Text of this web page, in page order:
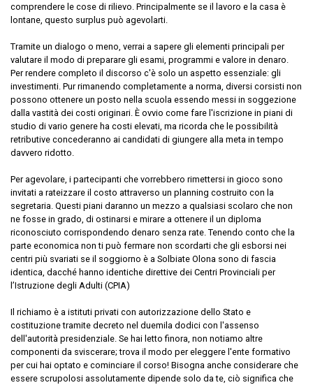
comprendere le cose di rilievo. Principalmente se il lavoro e la casa è
lontane, questo surplus può agevolarti.
Tramite un dialogo o meno, verrai a sapere gli elementi principali per
valutare il modo di preparare gli esami, programmi e valore in denaro.
Per rendere completo il discorso c'è solo un aspetto essenziale: gli
investimenti. Pur rimanendo completamente a norma, diversi corsisti non
possono ottenere un posto nella scuola essendo messi in soggezione
dalla vastità dei costi originari. È ovvio come fare l'iscrizione in piani di
studio di vario genere ha costi elevati, ma ricorda che le possibilità
retributive concederanno ai candidati di giungere alla meta in tempo
davvero ridotto.
Per agevolare, i partecipanti che vorrebbero rimettersi in gioco sono
invitati a rateizzare il costo attraverso un planning costruito con la
segretaria. Questi piani daranno un mezzo a qualsiasi scolaro che non
ne fosse in grado, di ostinarsi e mirare a ottenere il un diploma
riconosciuto corrispondendo denaro senza rate. Tenendo conto che la
parte economica non ti può fermare non scordarti che gli esborsi nei
centri più svariati se il soggiorno è a Solbiate Olona sono di fascia
identica, dacché hanno identiche direttive dei Centri Provinciali per
l’Istruzione degli Adulti (CPIA)
Il richiamo è a istituti privati con autorizzazione dello Stato e
costituzione tramite decreto nel duemila dodici con l'assenso
dell'autorità presidenziale. Se hai letto finora, non notiamo altre
componenti da sviscerare; trova il modo per eleggere l'ente formativo
per cui hai optato e cominciare il corso! Bisogna anche considerare che
essere scrupolosi assolutamente dipende solo da te, ciò significa che